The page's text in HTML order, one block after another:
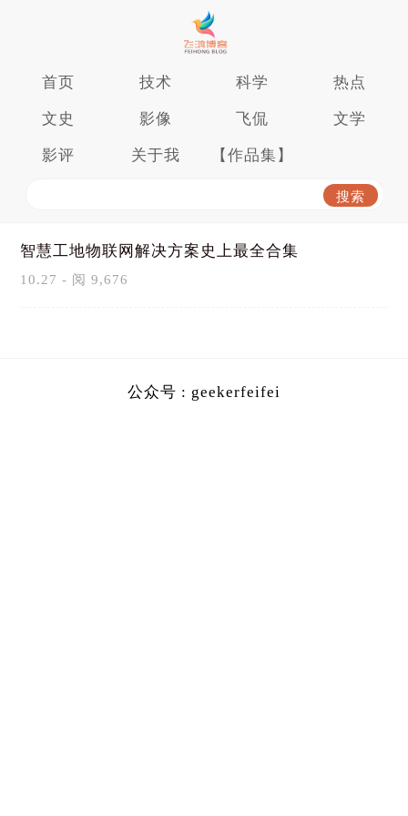
首页 技术 科学 热点
文史 影像 飞侃 文学
影评 关于我 【作品集】
智慧工地物联网解决方案史上最全合集
10.27 - 阅 9,676
公众号 : geekerfeifei